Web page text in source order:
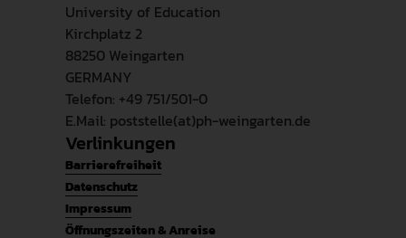
University of Education
Kirchplatz 2
88250 Weingarten
GERMANY
Telefon: +49 751/501-0
E.Mail: poststelle(at)ph-weingarten.de
Verlinkungen
Barrierefreiheit
Datenschutz
Impressum
Öffnungszeiten & Anreise